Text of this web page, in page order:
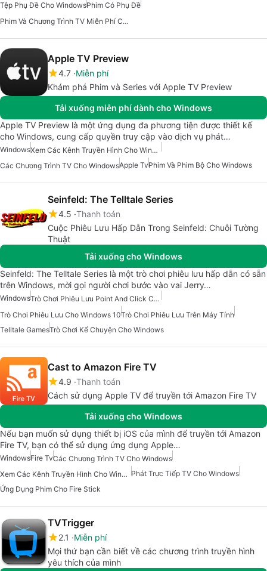
Tệp Phụ Đề Cho WindowsPhim Có Phụ Đề
Phim Và Chương Trình TV Miễn Phí Cho Windows
Apple TV Preview
4.7 Miễn phí
Khám phá Phim và Series với Apple TV Preview
Tải xuống miễn phí dành cho Windows
Apple TV Preview là một ứng dụng đa phương tiện được thiết kế
cho Windows, cung cấp quyền truy cập vào dịch vụ phát…
Windows
Xem Các Kênh Truyền Hình Cho Windows
Các Chương Trình TV Cho WindowsApple TvPhim Và Phim Bộ Cho Windows
Seinfeld: The Telltale Series
4.5 Thanh toán
Cuộc Phiêu Lưu Hấp Dẫn Trong Seinfeld: Chuỗi Tường
Thuật
Tải xuống cho Windows
Seinfeld: The Telltale Series là một trò chơi phiêu lưu hấp dẫn có sẵn
trên Windows, mời gọi người chơi bước vào vai Jerry…
Windows
Trò Chơi Phiêu Lưu Point And Click Cho Windows
Trò Chơi Phiêu Lưu Cho Windows 10Trò Chơi Phiêu Lưu Trên Máy Tính
Telltale GamesTrò Chơi Kể Chuyện Cho Windows
Cast to Amazon Fire TV
4.9 Thanh toán
Cách sử dụng Apple TV để truyền tới Amazon Fire TV
Tải xuống cho Windows
Nếu bạn muốn sử dụng thiết bị iOS của mình để truyền tới Amazon
Fire TV, bạn có thể sử dụng ứng dụng Apple…
WindowsFire TvCác Chương Trình TV Cho Windows
Xem Các Kênh Truyền Hình Cho Windows Phát Trực Tiếp TV Cho Windows
Ứng Dụng Phim Cho Fire Stick
TVTrigger
2.1
Miễn phí
Mọi thứ bạn cần biết về các chương trình truyền hình
yêu thích của mình